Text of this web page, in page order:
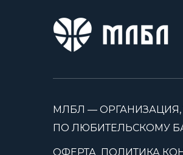
МЛБЛ —
ПО ЛЮБИТЕЛЬСКОМУ
ОФЕРТА ПОЛИТИКА